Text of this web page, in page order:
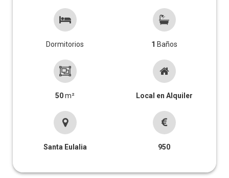
Dormitorios 1 Baños
50m² Local en Alquiler
Santa Eulalia 950